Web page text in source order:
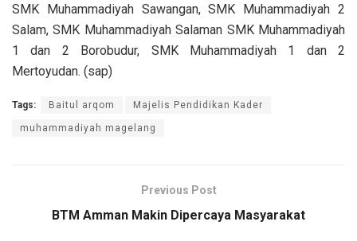
SMK Muhammadiyah Sawangan, SMK Muhammadiyah 2
Salam, SMK Muhammadiyah Salaman SMK Muhammadiyah
1 dan 2 Borobudur, SMK Muhammadiyah 1 dan 2
Mertoyudan. (sap)
Tags: Baitul arqom Majelis Pendidikan Kader
muhammadiyah magelang
Previous Post
BTM Amman Makin Dipercaya Masyarakat